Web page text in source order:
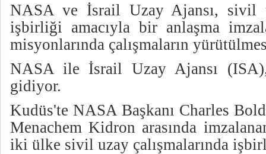
NASA ve İsrail Uzay Ajansı, sivil
işbirliği amacıyla bir anlaşma
misyonlarında çalışmaların
NASA ile İsrail Uzay Ajansı
gidiyor.
Kudüs'te NASA Başkanı Charles
Menachem Kidron arasında
iki ülke sivil uzay çalışmalarında